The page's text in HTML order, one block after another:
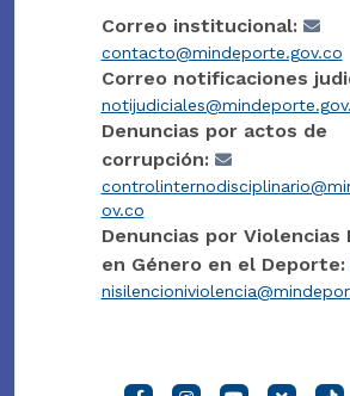
Correo institucional:
contacto@mindeporte.gov.co
Correo notificaciones
Denuncias por actos de
corrupción:
ov.co
Denuncias por Violencias
en Género en el Deporte: